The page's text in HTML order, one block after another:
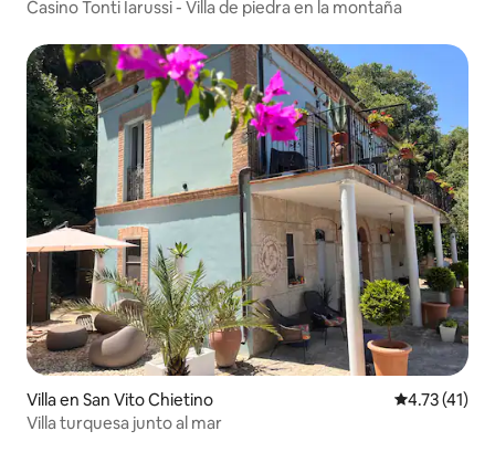
Casino Tonti Iarussi - Villa de piedra en la montaña
Villa en San Vito Chietino Calificación
4.73 (41)
Villa turquesa junto al mar